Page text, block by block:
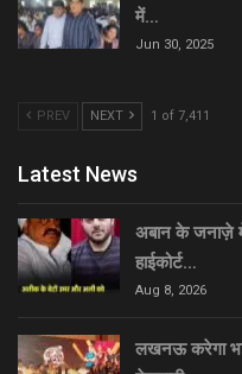
में…
Jun 30, 2025
PREV NEXT 1 of 7,411
Latest News
अबान के जनाज़े
हाईकोर्ट…
Aug 8, 2026
लखनऊ करेगा